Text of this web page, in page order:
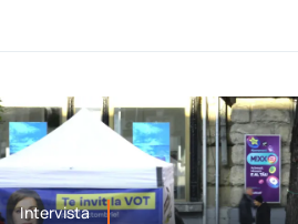
Intervista